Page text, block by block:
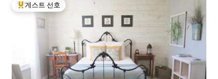
상위 게스트 선호
게스트 선호